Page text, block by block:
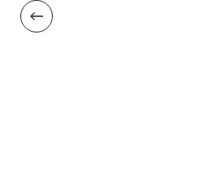
АКСЕССУАРЫ